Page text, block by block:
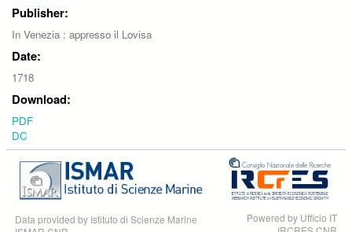
Publisher:
In Venezia : appresso il Lovisa
Date:
1718
Download:
PDF
DC
Data provided by Istituto di Scienze Marine
Powered by Ufficio IT